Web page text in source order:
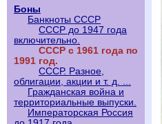
Боны
Банкноты СССР
СССР до 1947 года
включительно.
СССР с 1961 года по
1991 год.
СССР. Разное,
облигации, акции и т. д. ...
Гражданская война и
территориальные выпуски.
Императорская Россия